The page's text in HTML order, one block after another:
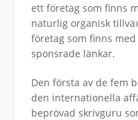
ett företag som finns
naturlig organisk
företag som finns
sponsrade länkar.
Den första av de fem
den internationella
beprövad skrivguru